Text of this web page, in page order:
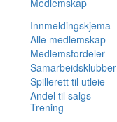
Medlemskap
Innmeldingskjema
Alle medlemskap
Medlemsfordeler
Samarbeidsklubber
Spillerett til utleie
Andel til salgs
Trening